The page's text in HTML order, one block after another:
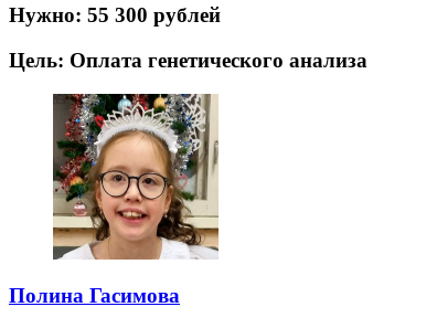
Нужно: 55 300 рублей
Цель: Оплата генетического анализа
Полина Гасимова